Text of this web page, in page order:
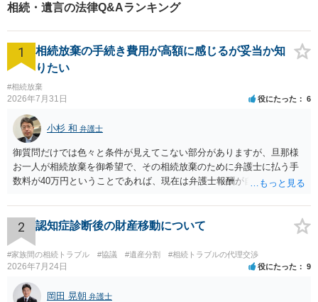
相続・遺言の法律Q&Aランキング
1
相続放棄の手続き費用が高額に感じるが妥当か知
りたい
#相続放棄
2026年7月31日 役にたった 6
小杉 和 弁護士
御質問だけでは色々と条件が見えてこない部分がありますが、旦那様
お一人が相続放棄を御希望で、その相続放棄のために弁護士に払う手
数料が40万円ということであれば、現在は弁護士報酬が自由化されて
です。 ただ、弁護士に払う手数料とは別に戸籍の用意に一定の実費が
かかることになりますので、その費用も支払うべきものとして頭に置
いておいてください。 話を元に戻して、弁護士に対する手数料です
が、旦那様の収入や財産にもよりますが、法テラスに御連絡なさって
弁護士との相談を予約して受任してもらうのが一番安上がりでしょ
う。数万円でやってくれるはずです。 ただ、法テラスは予約が取りづ
らい（希望者が多く予約できてもしばらく先になる）ようですので、
2 認知症診断後の財産移動について
#家族間の相続トラブル #協議 #遺産分割 #相続トラブルの代理交渉
2026年7月24日 役にたった 9
岡田 晃朝 弁護士